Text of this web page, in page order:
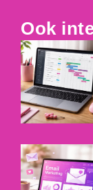
Ook